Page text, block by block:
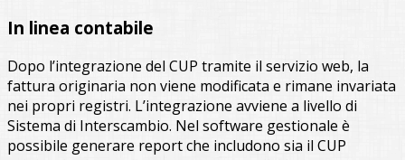
In linea contabile
Dopo l’integrazione del CUP tramite il servizio web, la
fattura originaria non viene modificata e rimane invariata
nei propri registri. L’integrazione avviene a livello di
Sistema di Interscambio. Nel software gestionale è
possibile generare report che includono sia il CUP